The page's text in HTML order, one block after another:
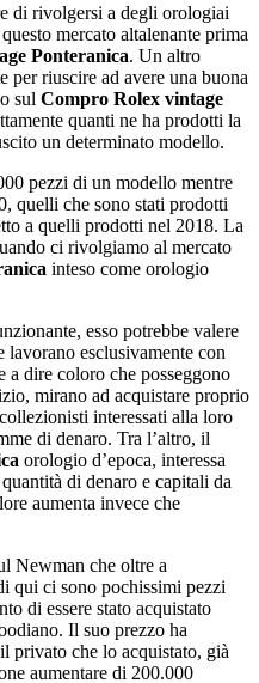
di rivolgersi a degli orologiai
mercato altalenante prima
Ponteranica. Un altro
per riuscire ad avere una buona
sul Compro Rolex vintage
quanti ne ha prodotti la
un determinato modello.
pezzi di un modello mentre
quelli che sono stati prodotti
a quelli prodotti nel 2018. La
ci rivolgiamo al mercato
inteso come orologio
esso potrebbe valere
esclusivamente con
a dire coloro che posseggono
mirano ad acquistare proprio
interessati alla loro
di denaro. Tra l’altro, il
orologio d’epoca, interessa
di denaro e capitali da
aumenta invece che
Newman che oltre a
qui ci sono pochissimi pezzi
di essere stato acquistato
Il suo prezzo ha
privato che lo acquistato, già
aumentare di 200.000